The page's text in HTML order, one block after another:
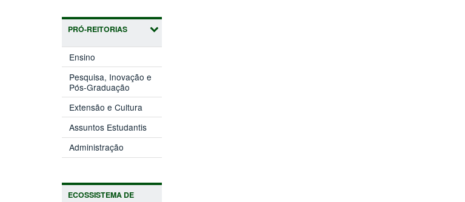
PRÓ-REITORIAS
Ensino
em
nova
janela)
Pesquisa, Inovação e
Pós-Graduação (abre
em
nova
janela)
Extensão e Cultura
em
nova
janela)
Assuntos Estudantis(abre
em
janela)
Administração
em
ECOSSISTEMA DE